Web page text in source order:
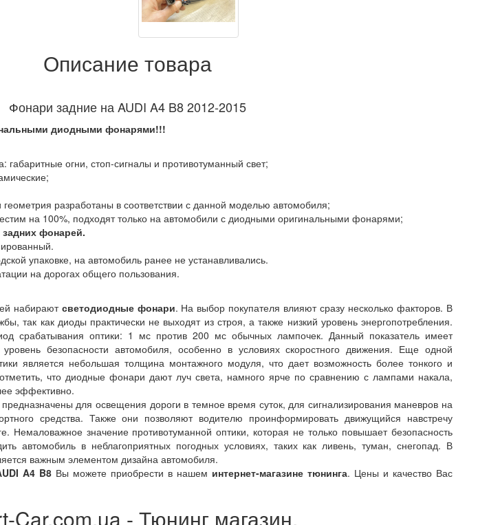
Описание товара
Фонари задние на AUDI A4 B8 2012-2015
диодными фонарями!!!
габаритные огни, стоп-сигналы и противотуманный свет;
разработаны в соответствии с данной моделью автомобиля;
на 100%, подходят только на автомобили с диодными оригинальными фонарями;
задних фонарей.
упаковке, на автомобиль ранее не устанавливались.
на дорогах общего пользования.
набирают светодиодные фонари. На выбор покупателя влияют сразу несколько факторов. В
так как диоды практически не выходят из строя, а также низкий уровень энергопотребления.
срабатывания оптики: 1 мс против 200 мс обычных лампочек. Данный показатель имеет
безопасности автомобиля, особенно в условиях скоростного движения. Еще одной
является небольшая толщина монтажного модуля, что дает возможность более тонкого и
что диодные фонари дают луч света, намного ярче по сравнению с лампами накала,
эффективно.
для освещения дороги в темное время суток, для сигнализирования маневров на
средства. Также они позволяют водителю проинформировать движущийся навстречу
Немаловажное значение противотуманной оптики, которая не только повышает безопасность
автомобиль в неблагоприятных погодных условиях, таких как ливень, туман, снегопад. В
важным элементом дизайна автомобиля.
A4 B8 Вы можете приобрести в нашем интернет-магазине тюнинга. Цены и качество Вас
Car.com.ua - Тюнинг магазин.